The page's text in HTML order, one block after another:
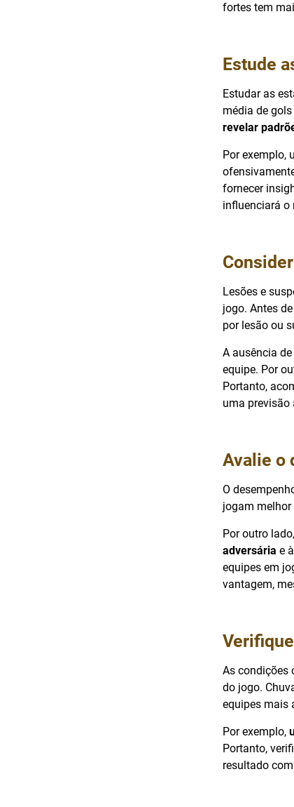
fortes tem
Estude
Estudar as
média de
revelar
Por exemplo,
fornecer
influenciará o
Lesões e
jogo. Antes
por lesão ou
A ausência
equipe. Por
Portanto,
uma previsão
Avalie o
O
jogam
Por outro lado,
adversária e
equipes em
vantagem,
As condições
do jogo.
equipes mais
Por exemplo,
Portanto,
resultado